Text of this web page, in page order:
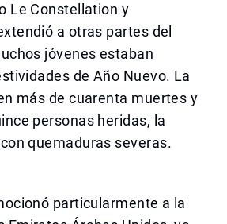
Le Constellation y
a otras partes del
jóvenes estaban
de Año Nuevo. La
más de cuarenta muertes y
personas heridas, la
quemaduras severas.
particularmente a la